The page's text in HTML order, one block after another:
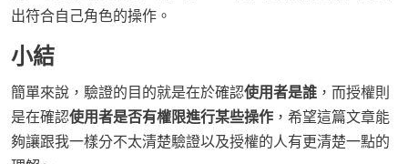
出符合自己角色的操作。
小結
簡單來說，驗證的目的就是在於確認使用者是誰 ，而授權則
是在確認使用者是否有權限進行某些操作 ，希望這篇文章能
夠讓跟我一樣分不太清楚驗證以及授權的人有更清楚一點的